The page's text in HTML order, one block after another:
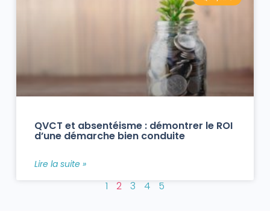
QVCT et absentéisme : démontrer le ROI
d’une démarche bien conduite
Lire la suite »
1 2 3 4 5